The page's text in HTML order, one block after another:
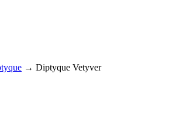
→ Diptyque Vetyver